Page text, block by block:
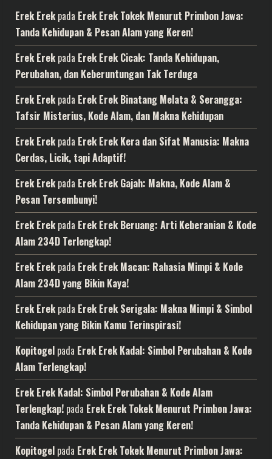
Erek Erekpada Erek Erek Tokek Menurut Primbon Jawa:
Tanda Kehidupan & Pesan Alam yang Keren!
Erek Erekpada Erek Erek Cicak: Tanda Kehidupan,
Perubahan, dan Keberuntungan Tak Terduga
Erek Erekpada Erek Erek Binatang Melata & Serangga:
Tafsir Misterius, Kode Alam, dan Makna Kehidupan
Erek Erekpada Erek Erek Kera dan Sifat Manusia: Makna
Cerdas, Licik, tapi Adaptif!
Erek Erekpada Erek Erek Gajah: Makna, Kode Alam &
Pesan Tersembunyi!
Erek Erekpada Erek Erek Beruang: Arti Keberanian & Kode
Alam 234D Terlengkap!
Erek Erekpada Erek Erek Macan: Rahasia Mimpi & Kode
Alam 234D yang Bikin Kaya!
Erek Erekpada Erek Erek Serigala: Makna Mimpi & Simbol
Kehidupan yang Bikin Kamu Terinspirasi!
Kopitogel pada Erek Erek Kadal: Simbol Perubahan & Kode
Alam Terlengkap!
Erek Erek Kadal: Simbol Perubahan & Kode Alam
Terlengkap! pada Erek Erek Tokek Menurut Primbon Jawa:
Tanda Kehidupan & Pesan Alam yang Keren!
Kopitogel pada Erek Erek Tokek Menurut Primbon Jawa: